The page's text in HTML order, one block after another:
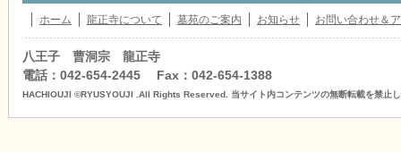
ホーム 龍正寺について 墓苑のご案内 お知らせ お問い合わせ＆
八王子 曹洞宗 龍正寺
電話：042-654-2445 Fax：042-654-1388
HACHIOUJI ©RYUSYOUJI .All Rights Reserved. 当サイト内コンテンツの無断転載を禁止